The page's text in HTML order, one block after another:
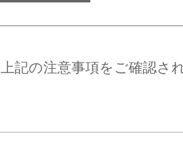
上記の注意事項をご確認さ